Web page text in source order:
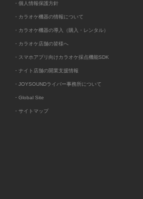
・個人情報保護方針
・カラオケ機器の情報について
・カラオケ機器の導入（購入・レンタル）
・カラオケ店舗の皆様へ
・スマホアプリ向けカラオケ採点機能SDK
・ナイト店舗の開業支援情報
・JOYSOUNDライバー事務所について
・Global Site
・サイトマップ